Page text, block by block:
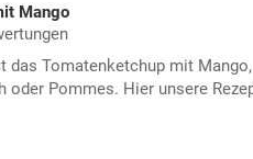
Mango
das Tomatenketchup mit
oder Pommes. Hier unsere